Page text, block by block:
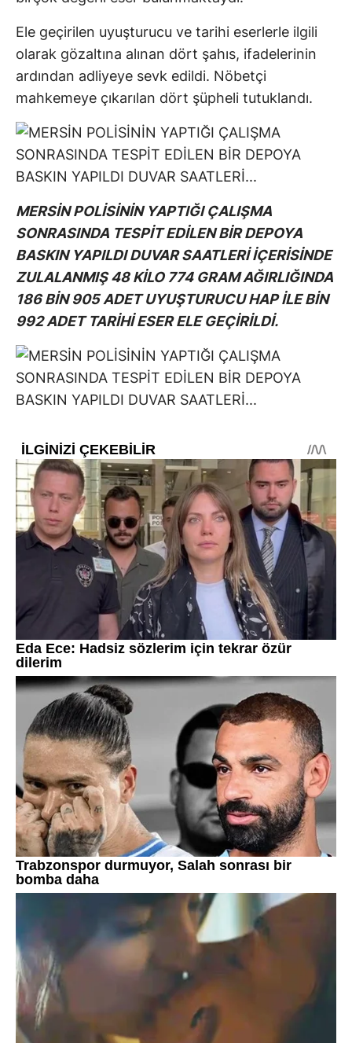
Ele geçirilen uyuşturucu ve tarihi eserlerle ilgili
olarak gözaltına alınan dört şahıs, ifadelerinin
ardından adliyeye sevk edildi. Nöbetçi
mahkemeye çıkarılan dört şüpheli tutuklandı.
MERSİN POLİSİNİN YAPTIĞI ÇALIŞMA
SONRASINDA TESPİT EDİLEN BİR DEPOYA
BASKIN YAPILDI DUVAR SAATLERİ İÇERİSİNDE
ZULALANMIŞ 48 KİLO 774 GRAM AĞIRLIĞINDA
186 BİN 905 ADET UYUŞTURUCU HAP İLE BİN
992 ADET TARİHİ ESER ELE GEÇİRİLDİ.